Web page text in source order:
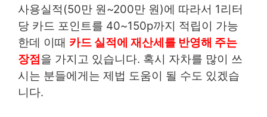
사용실적(50만 원~200만 원)에 따라서 1리터
당 카드 포인트를 40~150p까지 적립이 가능
한데 이때 카드 실적에 재산세를 반영해 주는
장점을 가지고 있습니다. 혹시 자차를 많이 쓰
시는 분들에게는 제법 도움이 될 수도 있겠습
니다.